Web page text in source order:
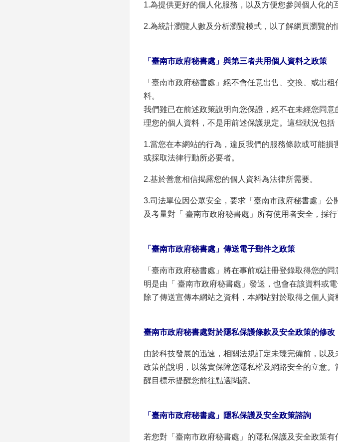
1.為提供更好的個人化服務，以及方便您參與個人化的
2.為統計瀏覽人數及分析瀏覽模式，以了解網頁瀏覽的
「臺南市政府秘書處」與第三者共用個人資料之政策
「臺南市政府秘書處」絕不會任意出售、交換、或出
料。
我們雖已在前述政策說明向您保證，絕不在未經您同
理您的個人資料，不是用前述保護規定。這些狀況包括
1.當您在本網站的行為，違反我們的服務條款或可能
或採取法律行動所必要者。
2.基於善意相信揭露您的個人資料為法律所需要。
3.司法單位因公眾安全，要求「臺南市政府秘書處」
及考量對「 臺南市政府秘書處」所有使用者安全，採行
「臺南市政府秘書處」傳送電子郵件之政策
「臺南市政府秘書處」將在事前或註冊登錄取得您的
明是由「 臺南市政府秘書處」發送，也會在該資料或
除了傳送宣傳本網站之資料，本網站對於取得之個人資
臺南市政府秘書處對於隱私保護條款及安全政策的修改
由於科技發展的迅速，相關法規訂定未臻完備前，以
政策的說明，以落實保障您隱私權及網路安全的立意
醒目標示提醒您前往點選閱讀。
「臺南市政府秘書處」隱私保護及安全政策諮詢
若您對「臺南市政府秘書處」的隱私保護及安全政策有